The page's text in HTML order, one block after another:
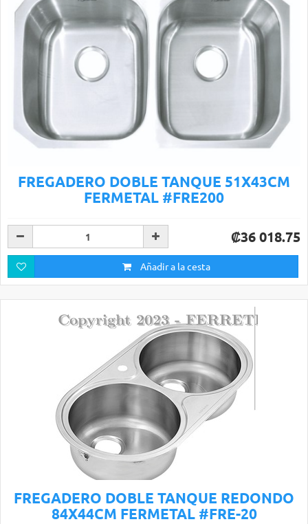
FREGADERO DOBLE TANQUE 51X43CM
FERMETAL #FRE200
₡36 018.75
Añadir a la cesta
FREGADERO DOBLE TANQUE REDONDO
84X44CM FERMETAL #FRE-20